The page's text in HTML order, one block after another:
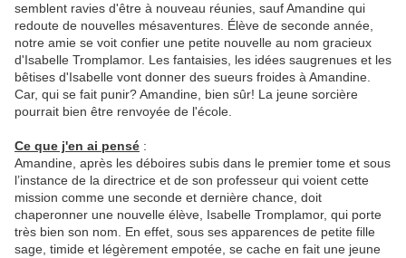
semblent ravies d'être à nouveau réunies, sauf Amandine qui
redoute de nouvelles mésaventures. Élève de seconde année,
notre amie se voit confier une petite nouvelle au nom gracieux
d'Isabelle Tromplamor. Les fantaisies, les idées saugrenues et les
bêtises d'Isabelle vont donner des sueurs froides à Amandine.
Car, qui se fait punir? Amandine, bien sûr! La jeune sorcière
pourrait bien être renvoyée de l'école.
Ce que j'en ai pensé :
Amandine, après les déboires subis dans le premier tome et sous
l’instance de la directrice et de son professeur qui voient cette
mission comme une seconde et dernière chance, doit
chaperonner une nouvelle élève, Isabelle Tromplamor, qui porte
très bien son nom. En effet, sous ses apparences de petite fille
sage, timide et légèrement empotée, se cache en fait une jeune